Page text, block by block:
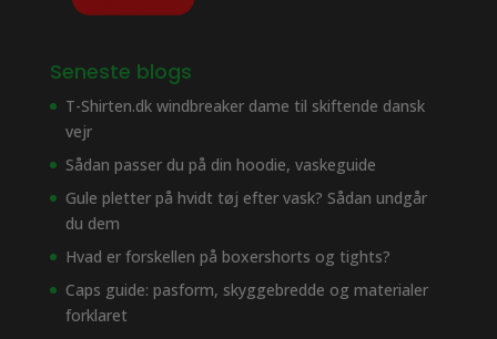
Seneste blogs
T-Shirten.dk windbreaker dame til skiftende dansk
vejr
Sådan passer du på din hoodie, vaskeguide
Gule pletter på hvidt tøj efter vask? Sådan undgår
du dem
Hvad er forskellen på boxershorts og tights?
Caps guide: pasform, skyggebredde og materialer
forklaret